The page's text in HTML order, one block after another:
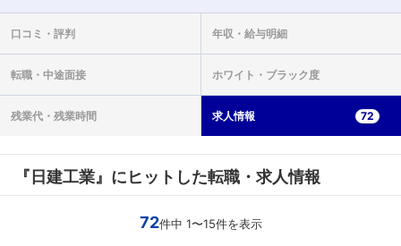
口コミ・ 評判 年収・ 給与明細
転職・ 中途面接 ホワイト・ ブラック度
残業代・ 残業時間 求人情報 72
『日建工業』にヒットした転職・求人情報
72件中 1〜15件を表示